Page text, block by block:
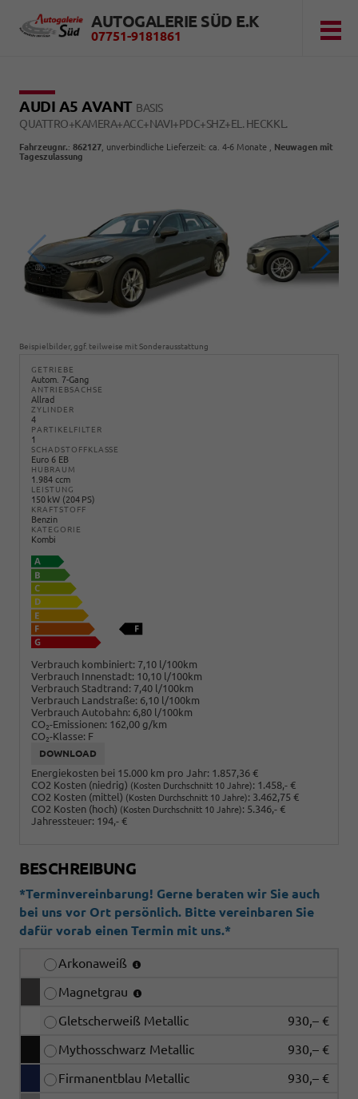
AUTOGALERIE SÜD E.K
07751-9181861
AUDI A5 AVANT BASIS
QUATTRO+KAMERA+ACC+NAVI+PDC+SHZ+EL. HECKKL.
Fahrzeugnr.: 862127 , unverbindliche Lieferzeit: ca. 4-6 Monate , Neuwagen mit
Tageszulassung
Beispielbilder, ggf. teilweise mit Sonderausstattung
GETRIEBE
Autom. 7-Gang
ANTRIEBSACHSE
Allrad
ZYLINDER
4
PARTIKELFILTER
1
SCHADSTOFFKLASSE
Euro 6 EB
HUBRAUM
1.984 ccm
LEISTUNG
150 kW (204 PS)
KRAFTSTOFF
Benzin
KATEGORIE
Kombi
Verbrauch kombiniert: 7,10 l/100km
Verbrauch Innenstadt: 10,10 l/100km
Verbrauch Stadtrand: 7,40 l/100km
Verbrauch Landstraße: 6,10 l/100km
Verbrauch Autobahn: 6,80 l/100km
CO2-Emissionen: 162,00 g/km
CO2-Klasse: F
DOWNLOAD
Energiekosten bei 15.000 km pro Jahr: 1.857,36 €
CO2 Kosten (niedrig) (Kosten Durchschnitt 10 Jahre): 1.458,- €
CO2 Kosten (mittel) (Kosten Durchschnitt 10 Jahre): 3.462,75 €
CO2 Kosten (hoch) (Kosten Durchschnitt 10 Jahre): 5.346,- €
Jahressteuer: 194,- €
BESCHREIBUNG
*Terminvereinbarung! Gerne beraten wir Sie auch
bei uns vor Ort persönlich. Bitte vereinbaren Sie
dafür vorab einen Termin mit uns.*
Arkonaweiß
Magnetgrau
Gletscherweiß Metallic
930,– €
Mythosschwarz Metallic
930,– €
Firmanentblau Metallic
930,– €